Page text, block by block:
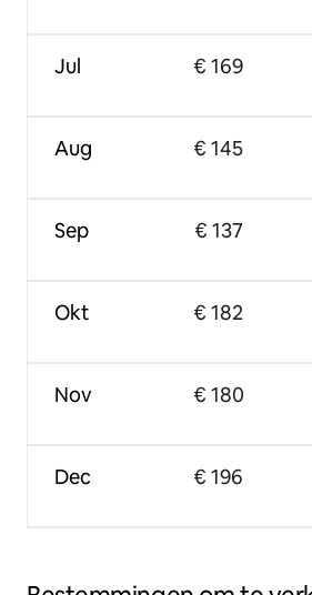
Jul
Aug
Sep
Okt
Nov
Dec
€ 169
€ 145
€ 137
€ 182
€ 180
€ 196